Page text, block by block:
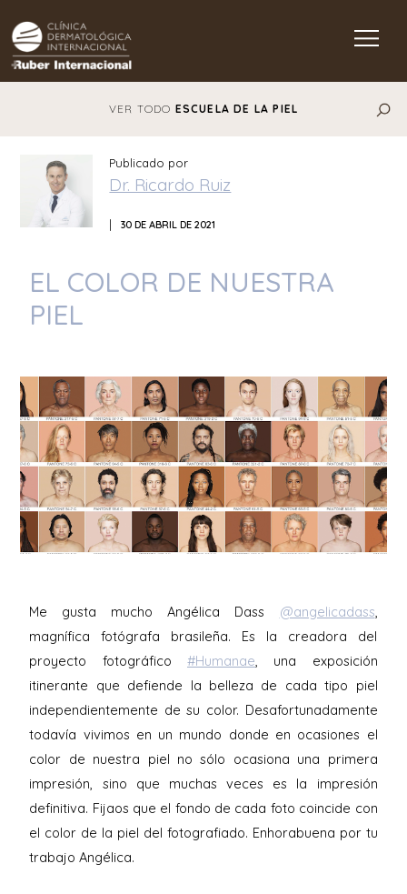
Main Navigation
VER TODO ESCUELA DE LA PIEL
Publicado por
Dr. Ricardo Ruiz
| 30 DE ABRIL DE 2021
EL COLOR DE NUESTRA
PIEL
Me gusta mucho Angélica Dass @angelicadass,
magnífica fotógrafa brasileña. Es la creadora del
proyecto fotográfico #Humanae, una exposición
itinerante que defiende la belleza de cada tipo piel
independientemente de su color. Desafortunadamente
todavía vivimos en un mundo donde en ocasiones el
color de nuestra piel no sólo ocasiona una primera
impresión, sino que muchas veces es la impresión
definitiva. Fijaos que el fondo de cada foto coincide con
el color de la piel del fotografiado. Enhorabuena por tu
trabajo Angélica.